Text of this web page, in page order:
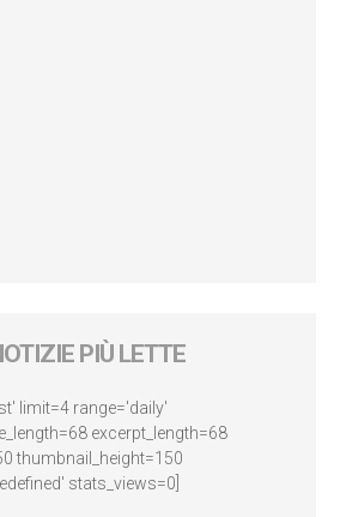
PIÙ LETTE
limit=4 range='daily'
excerpt_length=68
thumbnail_height=150
stats_views=0]